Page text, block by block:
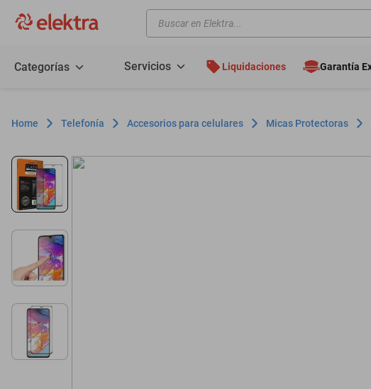
Buscar en Elektra...
Categorías Servicios Liquidaciones Garantía
Telefonía Accesorios para celulares Micas Protectoras
motos